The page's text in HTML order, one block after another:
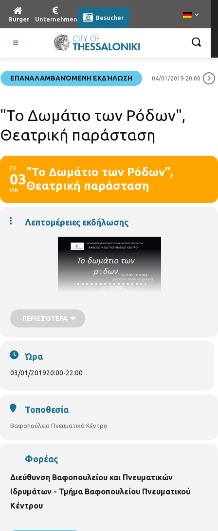
Bürger Unternehmen Besucher
ΕΠΑΝΑΛΑΜΒΑΝΌΜΕΝΗ ΕΚΔΉΛΩΣΗ 04/01/2019 20:00
"Το Δωμάτιο των Ρόδων",
Θεατρική παράσταση
ΠΕ
03
ΙΑΝ
"Το Δωμάτιο των Ρόδων",
Θεατρική παράσταση
Λεπτομέρειες εκδήλωσης
Θεατρική Ομάδα Ενηλίκων του Βαφοπούλειου Πνευματικού
Κέντρου, σε σκηνοθεσία Γιάννη Τσιπέλη
ΠΕΡΙΣΣΌΤΕΡΑ
Ώρα
03/01/201920:00-22:00
Τοποθεσία
Βαφοπούλειο Πνευματικό Κέντρο
Φορέας
Διεύθυνση Βαφοπουλείου και Πνευματικών
Ιδρυμάτων - Τμήμα Βαφοπουλείου Πνευματικού
Κέντρου